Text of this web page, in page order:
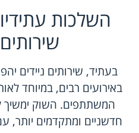
השלכות
בעתיד, שירותים ניידים
באירועים רבים, במיוחד
המשתתפים. השוק ימשיך
חדשניים ומתקדמים יותר,